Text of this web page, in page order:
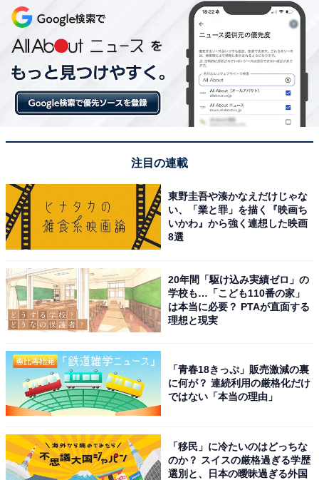
「ノー残」の使い方と例文
「ノー残」が略語であることを踏まえると、オフィシャ
ルな場ではなく、比較的カジュアルな場面や会話で使う
ことが望ましいでしょう。ここでは、「ノー残」の例文
を3つご紹介します。
【例文】
「自社にもノー残が導入されたが、浸透するまでには少
し時間がかかりそうだ」
「ノー残のおかげで、コンサートの開演時間に間に合っ
た」
注目の連載
東野圭吾や湊かなえだけじゃな
い、「業と罪」を描く『映画ち
いかわ』から強く連想した映画
8選
20年間「駆け込み実績ゼロ」の
学校も…「こども110番の家」
は本当に必要？ PTAが直面する
理想と現実
「青春18きっぷ」販売激減の裏
に何が？ 連続利用の厳格化だけ
ではない「本当の理由」
「移民」に冷たいのはどっちな
のか？ スイスの厳格過ぎる学歴
選別と、日本の曖昧過ぎる外国